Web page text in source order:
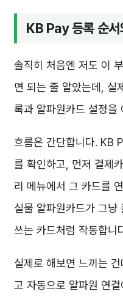
KB Pay 등록 순서
솔직히 처음엔 저도 이
면 되는 줄 알았는데, 실
록과 알파원카드 설정을
흐름은 간단합니다. KB
를 확인하고, 먼저 결제
리 메뉴에서 그 카드를
실물 알파원카드가 그냥
쓰는 카드처럼 작동합니
실제로 해보면 느끼는
고 자동으로 알파원 연